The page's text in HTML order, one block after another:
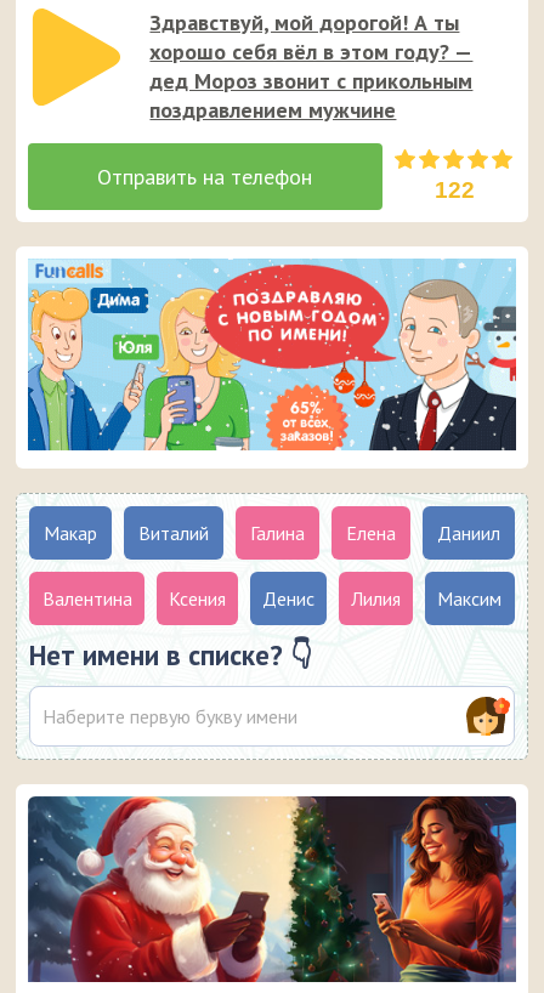
Здравствуй, мой дорогой! А ты
хорошо себя вёл в этом году? —
дед Мороз звонит с прикольным
поздравлением мужчине
122
Макар Виталий Галина Елена Даниил
Валентина Ксения Денис Лилия Максим
Нет имени в списке? 👇